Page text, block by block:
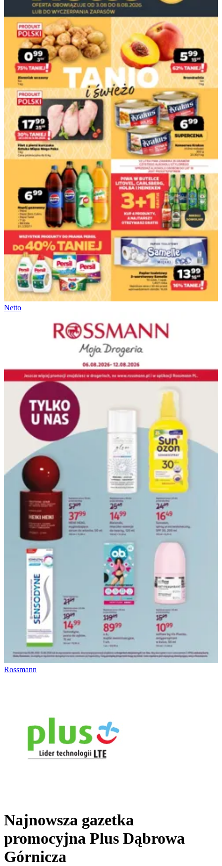
Netto
Rossmann
Najnowsza gazetka
promocyjna Plus Dąbrowa
Górnicza